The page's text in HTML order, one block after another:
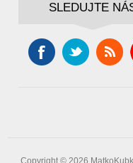
SLEDUJTE
Copyright © 2026